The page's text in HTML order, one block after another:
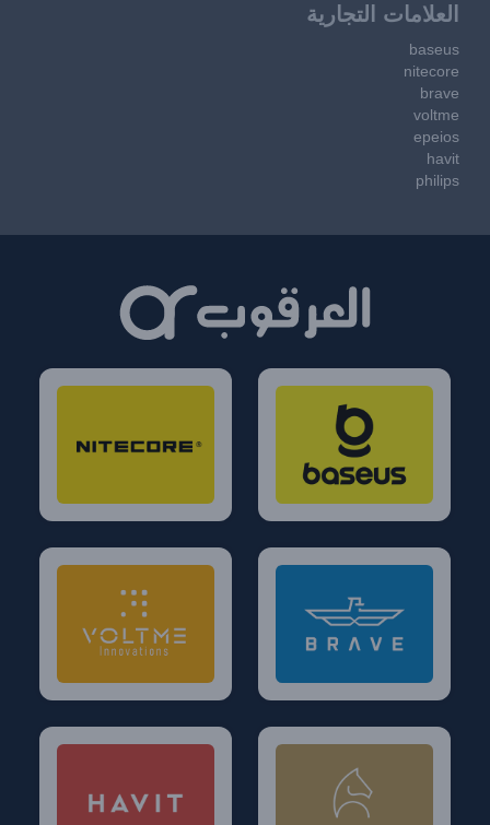
العلامات التجارية
baseus
nitecore
brave
voltme
epeios
havit
philips